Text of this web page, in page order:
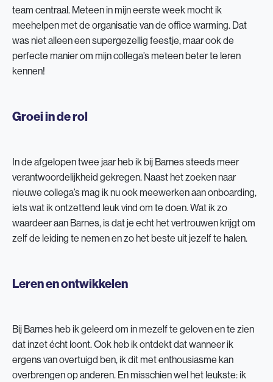
team centraal. Meteen in mijn eerste week mocht ik
meehelpen met de organisatie van de office warming. Dat
was niet alleen een supergezellig feestje, maar ook de
perfecte manier om mijn collega’s meteen beter te leren
kennen!
Groei in de rol
In de afgelopen twee jaar heb ik bij Barnes steeds meer
verantwoordelijkheid gekregen. Naast het zoeken naar
nieuwe collega’s mag ik nu ook meewerken aan onboarding,
iets wat ik ontzettend leuk vind om te doen. Wat ik zo
waardeer aan Barnes, is dat je echt het vertrouwen krijgt om
zelf de leiding te nemen en zo het beste uit jezelf te halen.
Leren en ontwikkelen
Bij Barnes heb ik geleerd om in mezelf te geloven en te zien
dat inzet écht loont. Ook heb ik ontdekt dat wanneer ik
ergens van overtuigd ben, ik dit met enthousiasme kan
overbrengen op anderen. En misschien wel het leukste: ik